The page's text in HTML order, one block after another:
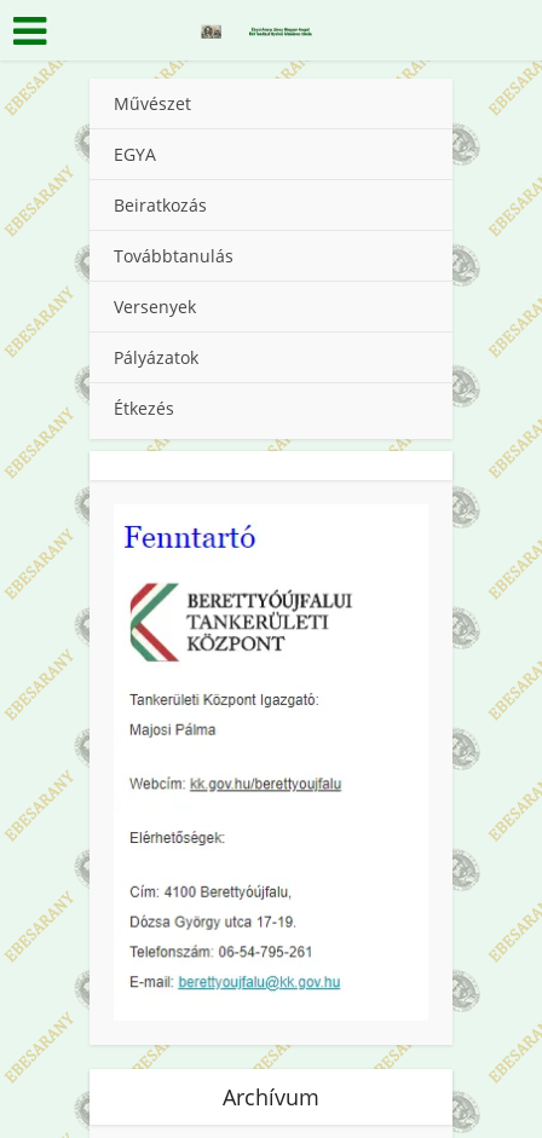
Művészet
EGYA
Beiratkozás
Továbbtanulás
Versenyek
Pályázatok
Étkezés
Archívum